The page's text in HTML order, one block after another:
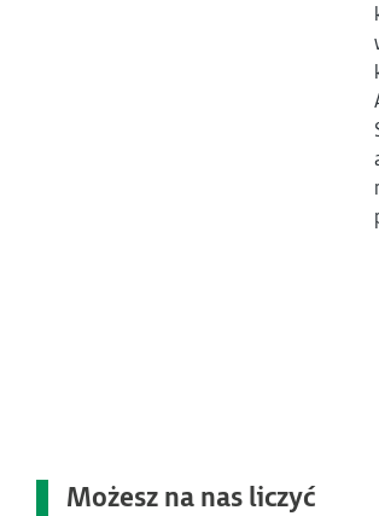
Możesz na nas liczyć